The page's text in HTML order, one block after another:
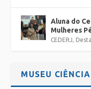
Aluna do
Mulheres
CEDERJ,
MUSEU